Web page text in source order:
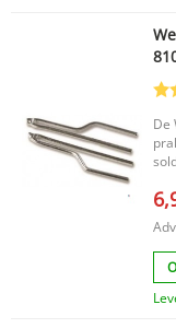
Telwin
De
per
hand